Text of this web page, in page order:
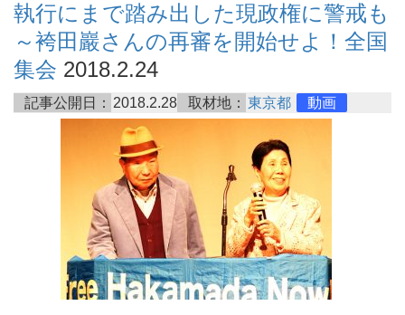
執行にまで踏み出した現政権に警戒も
～袴田巖さんの再審を開始せよ！全国
集会 2018.2.24
記事公開日： 2018.2.28 取材地： 東京都 動画